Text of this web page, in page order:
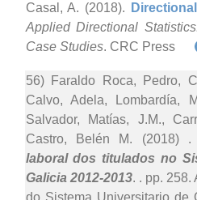
Casal, A. (2018).
Applied Directional
Case Studies. CRC Press
56) Faraldo Roca, Pedro,
Calvo, Adela, Lombardía,
Salvador, Matías, J.M.,
Castro, Belén M. (2018) .
laboral dos titulados no
Galicia 2012-2013. . pp. 258.
do Sistema Universitario de